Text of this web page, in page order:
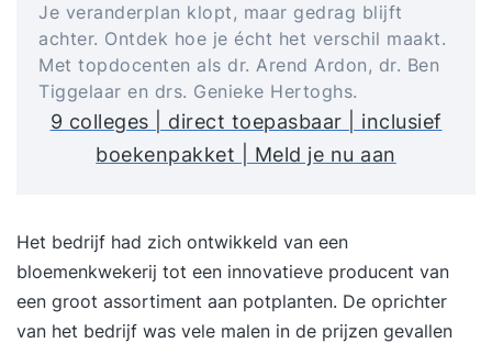
Je veranderplan klopt, maar gedrag blijft
achter. Ontdek hoe je écht het verschil maakt.
Met topdocenten als dr. Arend Ardon, dr. Ben
Tiggelaar en drs. Genieke Hertoghs.
9 colleges | direct toepasbaar | inclusief
boekenpakket | Meld je nu aan
Het bedrijf had zich ontwikkeld van een
bloemenkwekerij tot een innovatieve producent van
een groot assortiment aan potplanten. De oprichter
van het bedrijf was vele malen in de prijzen gevallen